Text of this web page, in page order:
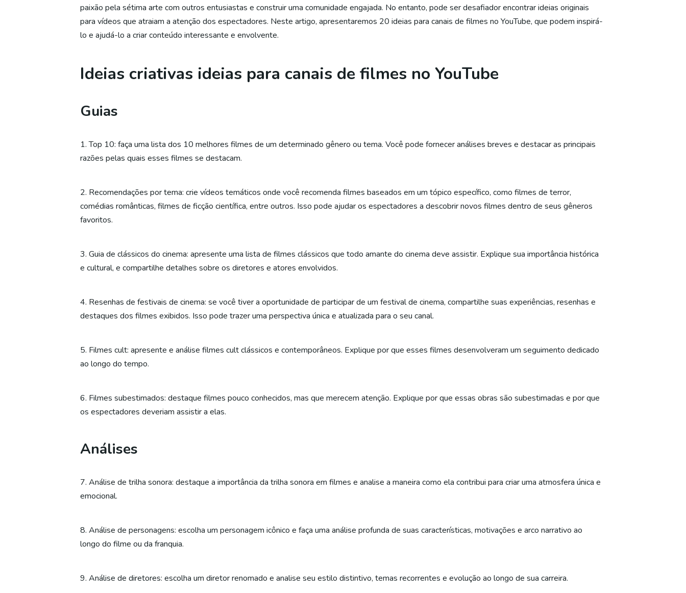
paixão pela sétima arte com outros entusiastas e construir uma comunidade engajada. No entanto, pode ser desafiador encontrar ideias originais
para vídeos que atraiam a atenção dos espectadores. Neste artigo, apresentaremos 20 ideias para canais de filmes no YouTube, que podem inspirá-
lo e ajudá-lo a criar conteúdo interessante e envolvente.
Ideias criativas ideias para canais de filmes no YouTube
Guias
1. Top 10: faça uma lista dos 10 melhores filmes de um determinado gênero ou tema. Você pode fornecer análises breves e destacar as principais
razões pelas quais esses filmes se destacam.
2. Recomendações por tema: crie vídeos temáticos onde você recomenda filmes baseados em um tópico específico, como filmes de terror,
comédias românticas, filmes de ficção científica, entre outros. Isso pode ajudar os espectadores a descobrir novos filmes dentro de seus gêneros
favoritos.
3. Guia de clássicos do cinema: apresente uma lista de filmes clássicos que todo amante do cinema deve assistir. Explique sua importância histórica
e cultural, e compartilhe detalhes sobre os diretores e atores envolvidos.
4. Resenhas de festivais de cinema: se você tiver a oportunidade de participar de um festival de cinema, compartilhe suas experiências, resenhas e
destaques dos filmes exibidos. Isso pode trazer uma perspectiva única e atualizada para o seu canal.
5. Filmes cult: apresente e análise filmes cult clássicos e contemporâneos. Explique por que esses filmes desenvolveram um seguimento dedicado
ao longo do tempo.
6. Filmes subestimados: destaque filmes pouco conhecidos, mas que merecem atenção. Explique por que essas obras são subestimadas e por que
os espectadores deveriam assistir a elas.
Análises
7. Análise de trilha sonora: destaque a importância da trilha sonora em filmes e analise a maneira como ela contribui para criar uma atmosfera única e
emocional.
8. Análise de personagens: escolha um personagem icônico e faça uma análise profunda de suas características, motivações e arco narrativo ao
longo do filme ou da franquia.
9. Análise de diretores: escolha um diretor renomado e analise seu estilo distintivo, temas recorrentes e evolução ao longo de sua carreira.